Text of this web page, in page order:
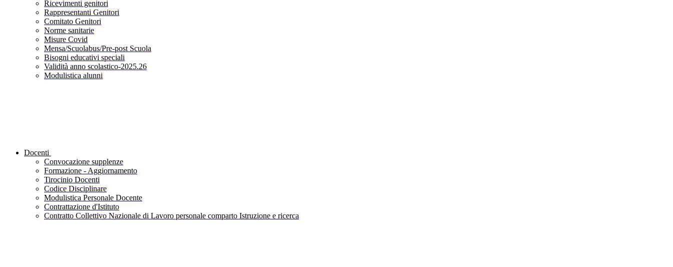
Ricevimenti genitori
Rappresentanti Genitori
Comitato Genitori
Norme sanitarie
Misure Covid
Mensa/Scuolabus/Pre-post Scuola
Bisogni educativi speciali
Validità anno scolastico-2025.26
Modulistica alunni
Docenti
Convocazione supplenze
Formazione - Aggiornamento
Tirocinio Docenti
Codice Disciplinare
Modulistica Personale Docente
Contrattazione d'Istituto
Contratto Collettivo Nazionale di Lavoro personale comparto Istruzione e ricerca